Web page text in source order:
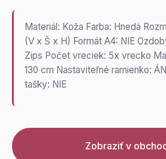
Materiál: Koža Farba: Hnedá
(V x Š x H) Formát A4: NIE
Zips Počet vreciek: 5x vrecko
130 cm Nastaviteľné ramienko:
tašky: NIE
Zobraziť v